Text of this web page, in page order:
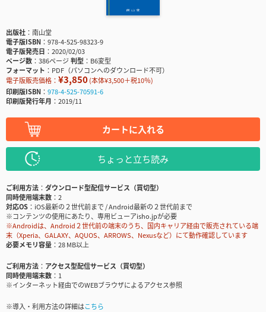
出版社
南山堂
電子版ISBN
978-4-525-98323-9
電子版発売日
2020/02/03
ページ数
386ページ判型
B6変型
フォーマット
PDF（パソコンへのダウンロード不可）
電子版販売価格： ¥3,850(本体¥3,500＋税10％)
印刷版ISBN
978-4-525-70591-6
印刷版発行年月
2019/11
カートに入れる
ちょっと立ち読み
ご利用方法
ダウンロード型配信サービス（買切型）
同時使用端末数
2
対応OS
iOS最新の２世代前まで / Android最新の２世代前まで
※コンテンツの使用にあたり、専用ビューアisho.jpが必要
※Androidは、Android２世代前の端末のうち、国内キャリア経由で販売されている端
末（Xperia、GALAXY、AQUOS、ARROWS、Nexusなど）にて動作確認しています
必要メモリ容量
28 MB以上
ご利用方法
アクセス型配信サービス（買切型）
同時使用端末数
1
※インターネット経由でのWEBブラウザによるアクセス参照
※導入・利用方法の詳細はこちら